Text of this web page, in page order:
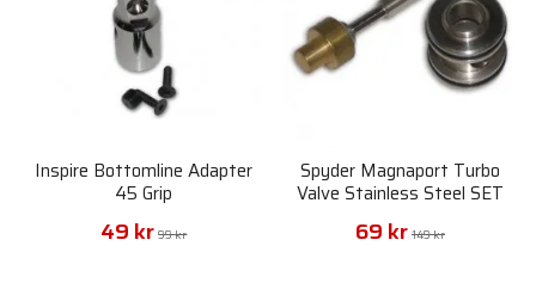
Inspire Bottomline Adapter
45 Grip
49 kr 99 kr
Spyder Magnaport Turbo
Valve Stainless Steel SET
69 kr 149 kr